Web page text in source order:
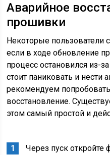
Аварийное
прошивки
Некоторые пользователи
если в ходе обновление
процесс остановился из-
стоит паниковать и нести
рекомендуем
восстановление.
этом самый простой и
Через пуск